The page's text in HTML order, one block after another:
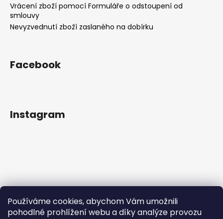
Používáme cookies, abychom Vám umožnili
pohodlné prohlížení webu a díky analýze provozu
Vrácení zboží pomocí Formuláře o odstoupení od
smlouvy
Nevyzvednutí zboží zaslaného na dobírku
Facebook
Instagram